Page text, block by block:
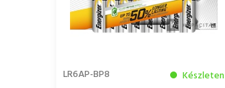
LR6AP-BP8 Készleten